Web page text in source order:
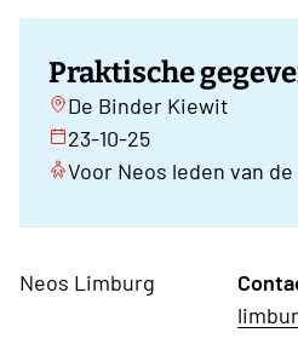
Praktische
De Binder Kiewit
23-10-25
Voor Neos leden van
Neos Limburg